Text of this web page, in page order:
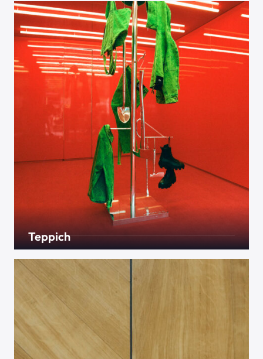
Schichtparkett, Mosaikparkett, Eiche, Buche oder
Ahorn. Die Auswahl in diesem Bereich ist riesig. Wir
finden das richtige für Sie und Ihre Bedürfnisse.
Teppich
Der gute alte Teppich. Lange war er aus der Mode
gekommen und als altbacken verklärt, heutzutage
steigen die Verkaufszahlen wieder. Egal ob fürs
Büro oder das Schlafzimmer, in unseren
Kollektionen finden wir das richtige für Sie.